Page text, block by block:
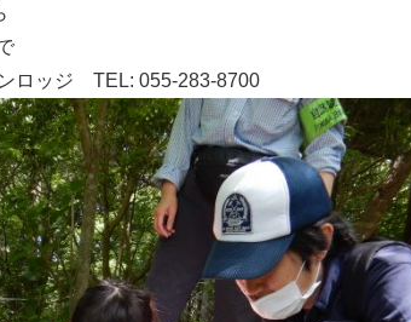
ロッジ TEL: 055-283-8700